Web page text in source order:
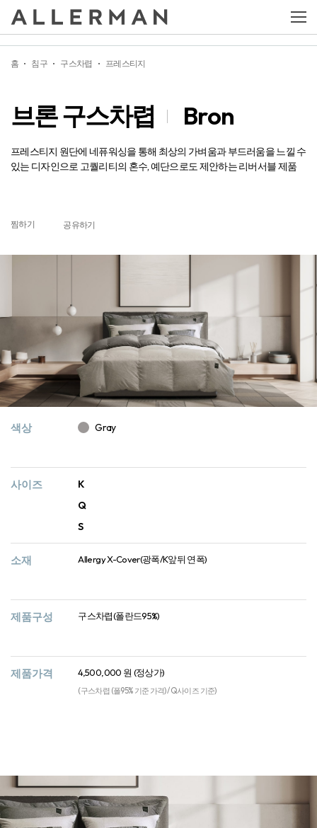
홈 침구 구스차렵 프레스티지
브론 구스차렵 Bron
프레스티지 원단에 네퓨워싱을 통해 최상의 가벼움과 부드러움을 느낄 수
있는 디자인으로 고퀄리티의 혼수, 예단으로도 제안하는 리버서블 제품
찜하기 공유하기
브론 구스차렵 Bron
색상 Gray
사이즈
K
Q
S
소재 Allergy X-Cover(광폭/K앞뒤 연폭)
제품구성 구스차렵(폴란드95%)
제품가격 4,500,000 원 (정상가)
(구스차렵 (폴95% 기준 가격) / Q사이즈 기준)